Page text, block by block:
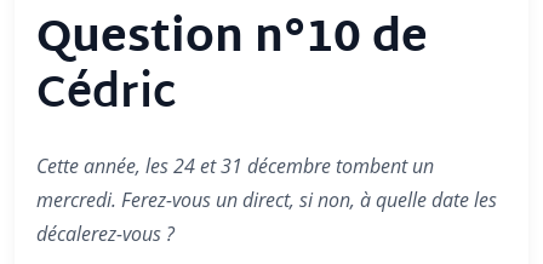
Question n°10 de
Cédric
Cette année, les 24 et 31 décembre tombent un
mercredi. Ferez-vous un direct, si non, à quelle date les
décalerez-vous ?